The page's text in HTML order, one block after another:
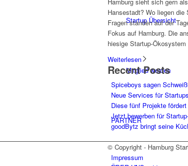
Startup Übersicht
Mitglied werden
PARTNER
Hamburg sieht sich gern
Hansestadt? Wo liegen die
Fragen standen auf der
Fokus auf Hamburg. Die
hiesige Startup-
Weiterlesen
Recent Posts
Spiceboys sagen
Neue Services für
Diese fünf Projekte
Jetzt bewerben für
goodBytz bringt seine
© Copyright - Hamburg
Impressum